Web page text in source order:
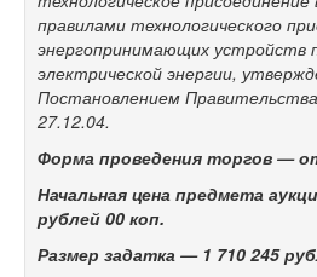
правилами технологического
энергопринимающих устройств
электрической энергии,
Постановлением
27.12.04.
Форма проведения торгов —
Начальная цена предмета
рублей 00 коп.
Размер задатка — 1 710 245